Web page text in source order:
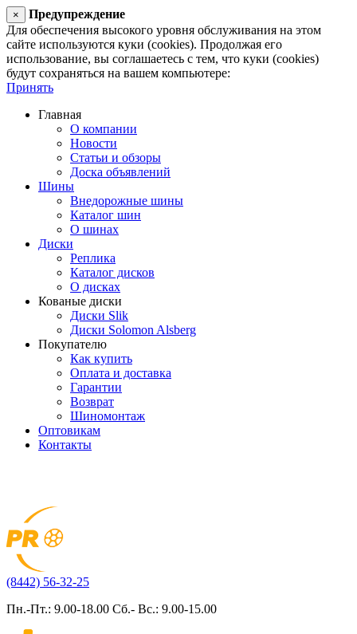
×
Предупреждение
Для обеспечения высокого уровня обслуживания на этом
сайте используются куки (cookies). Продолжая его
использование, вы соглашаетесь с тем, что куки (cookies)
будут сохраняться на вашем компьютере:
Принять
Главная
О компании
Новости
Статьи и обзоры
Доска объявлений
Шины
Внедорожные шины
Каталог шин
О шинах
Диски
Реплика
Каталог дисков
О дисках
Кованые диски
Диски Slik
Диски Solomon Alsberg
Покупателю
Как купить
Оплата и доставка
Гарантии
Возврат
Шиномонтаж
Оптовикам
Контакты
(8442) 56-32-25
Пн.-Пт.: 9.00-18.00 Сб.- Вс.: 9.00-15.00